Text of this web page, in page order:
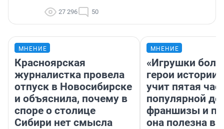
27 296 50
МНЕНИЕ
Красноярская
журналистка провела
отпуск в Новосибирске
и объяснила, почему в
споре о столице
Сибири нет смысла
МНЕНИЕ
«Игрушки
герои
учит пятая
популярной
франшизы и
она полезна